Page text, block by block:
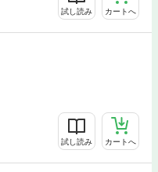
試し読み カートへ
試し読み カートへ